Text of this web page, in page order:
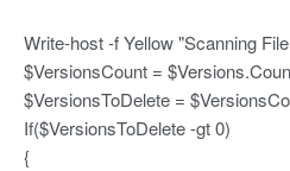
Write-host -f Yellow "Scanning
$VersionsCount =
$VersionsToDelete =
If($VersionsToDelete -gt 0)
{